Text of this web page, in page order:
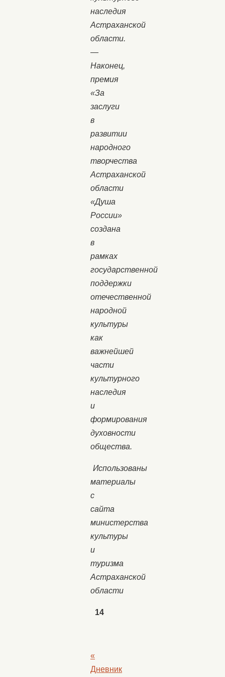
наследия
Астраханской
области.
—
Наконец,
премия
«За
заслуги
в
развитии
народного
творчества
Астраханской
области
«Душа
России»
создана
в
рамках
государственной
поддержки
отечественной
народной
культуры
как
важнейшей
части
культурного
наследия
и
формирования
духовности
общества.
Использованы
материалы
с
сайта
министерства
культуры
и
туризма
Астраханской
области
14
«
Дневник